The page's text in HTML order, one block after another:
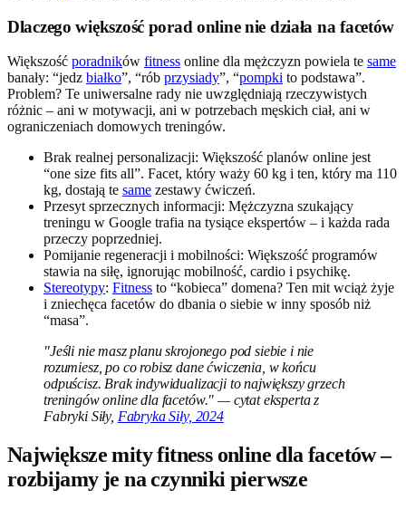
Dlaczego większość porad online nie działa na facetów
Większość poradników fitness online dla mężczyzn powiela te same
banały: “jedz białko”, “rób przysiady”, “pompki to podstawa”.
Problem? Te uniwersalne rady nie uwzględniają rzeczywistych
różnic – ani w motywacji, ani w potrzebach męskich ciał, ani w
ograniczeniach domowych treningów.
Brak realnej personalizacji: Większość planów online jest
“one size fits all”. Facet, który waży 60 kg i ten, który ma 110
kg, dostają te same zestawy ćwiczeń.
Przesyt sprzecznych informacji: Mężczyzna szukający
treningu w Google trafia na tysiące ekspertów – i każda rada
przeczy poprzedniej.
Pomijanie regeneracji i mobilności: Większość programów
stawia na siłę, ignorując mobilność, cardio i psychikę.
Stereotypy: Fitness to “kobieca” domena? Ten mit wciąż żyje
i zniechęca facetów do dbania o siebie w inny sposób niż
“masa”.
"Jeśli nie masz planu skrojonego pod siebie i nie
rozumiesz, po co robisz dane ćwiczenia, w końcu
odpuścisz. Brak indywidualizacji to największy grzech
treningów online dla facetów." — cytat eksperta z
Fabryki Siły, Fabryka Siły, 2024
Największe mity fitness online dla facetów –
rozbijamy je na czynniki pierwsze